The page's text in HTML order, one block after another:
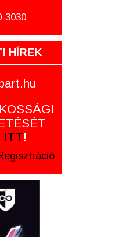
3030
HÍREK
ITT!